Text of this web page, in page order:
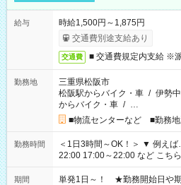
給与
時給1,500円～1,875円
交通費別途支給あり
交通費 ■ 交通費規定内支給 ※
勤務地
三重県松阪市
松阪駅からバイク・車 / 伊勢
からバイク・車 / …
■物流センターなど ■勤務地
勤務時間
＜1日3時間～OK！＞ ▼ 例えば… ▼ 15:00～18:00 15:00～
22:00 17:00～22:00 など こちら以外の時間もお気軽にご相談く
ださい！
期間
単発1日～！ ★勤務開始日や期